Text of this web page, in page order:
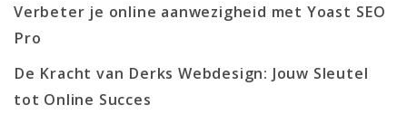
Verbeter je online aanwezigheid met Yoast SEO
Pro
De Kracht van Derks Webdesign: Jouw Sleutel
tot Online Succes